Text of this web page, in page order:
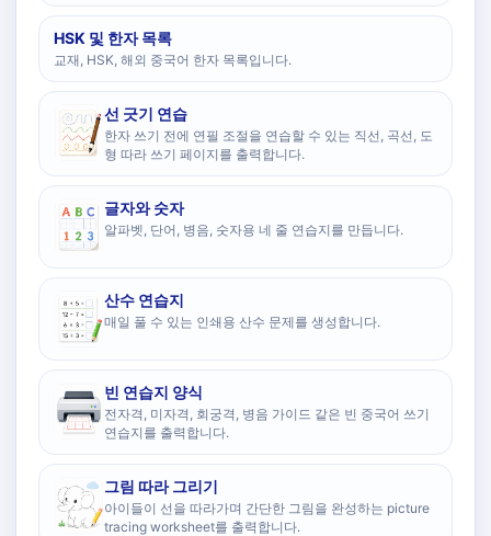
HSK 및 한자 목록
교재, HSK, 해외 중국어 한자 목록입니다.
선 긋기 연습
한자 쓰기 전에 연필 조절을 연습할 수 있는 직선, 곡선, 도
형 따라 쓰기 페이지를 출력합니다.
글자와 숫자
알파벳, 단어, 병음, 숫자용 네 줄 연습지를 만듭니다.
산수 연습지
매일 풀 수 있는 인쇄용 산수 문제를 생성합니다.
빈 연습지 양식
전자격, 미자격, 회궁격, 병음 가이드 같은 빈 중국어 쓰기
연습지를 출력합니다.
그림 따라 그리기
아이들이 선을 따라가며 간단한 그림을 완성하는 picture
tracing worksheet를 출력합니다.